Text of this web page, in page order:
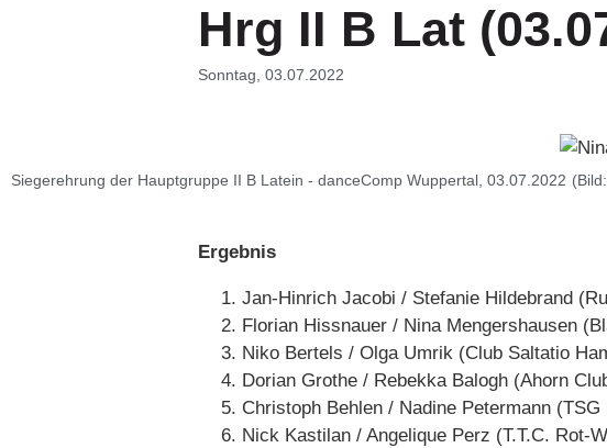
Hrg II B Lat
Sonntag, 03.07.2022
Siegerehrung der Hauptgruppe II B Latein - danceComp Wuppertal, 03.07.2022
Ergebnis
Jan-Hinrich Jacobi / Stefanie Hildebrand
Florian Hissnauer / Nina Mengershausen
Niko Bertels / Olga Umrik (Club Saltatio
Dorian Grothe / Rebekka Balogh (Ahorn
Christoph Behlen / Nadine Petermann (TSG
Nick Kastilan / Angelique Perz (T.T.C. Rot-